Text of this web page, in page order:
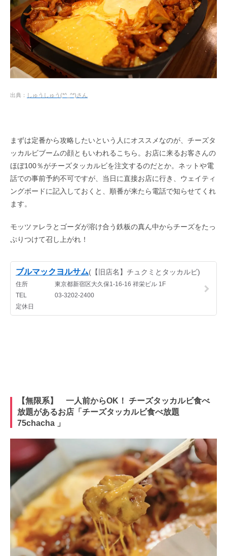
出典： しゅうしゅう (*^_^*)さん
まずは定番から攻略したいという人にオススメなのが、チーズタ
ッカルビブームの顔ともいわれるこちら。お店に来るお客さんの
ほぼ100％がチーズタッカルビを注文するのだとか。ネットや電
話での事前予約不可ですが、当日に直接お店に行き、ウェイティ
ングボードに記入しておくと、順番が来たら電話で知らせてくれ
ます。
モッツァレラとゴーダが溶け合う鉄板の真ん中からチーズをたっ
ぷりつけて召し上がれ！
【無限系】 一人前からOK！ チーズタッカルビ食べ
放題があるお店「チーズタッカルビ食べ放題
75chacha 」